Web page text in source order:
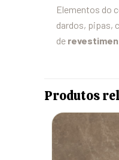
Elementos do
dardos, pipas,
de
Produtos